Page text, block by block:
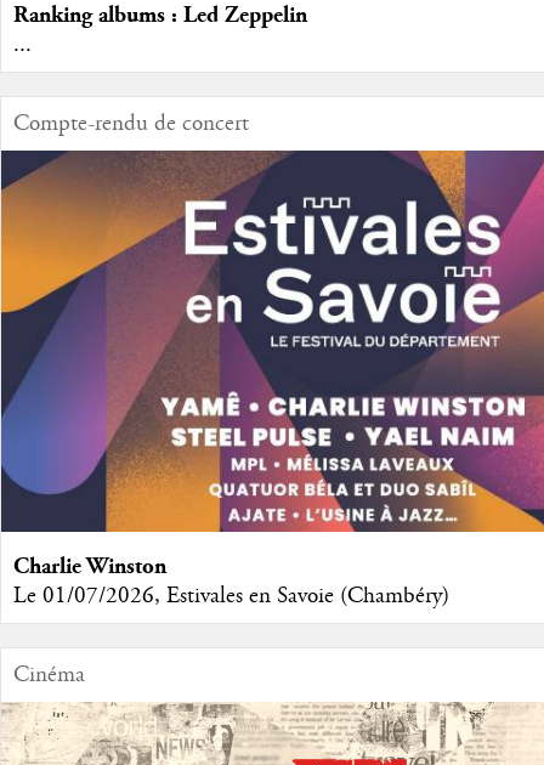
Ranking albums : Led Zeppelin
...
Compte-rendu de concert
Charlie Winston
Le 01/07/2026, Estivales en Savoie (Chambéry)
Cinéma